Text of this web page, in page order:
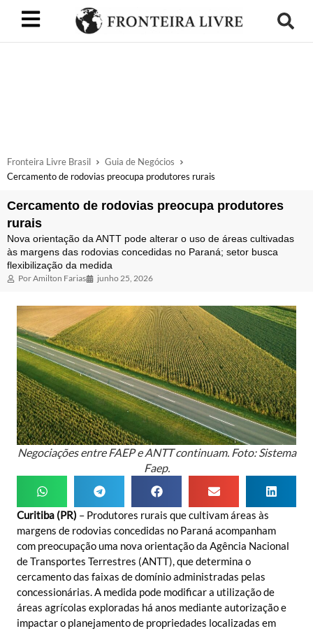
Fronteira Livre Brasil
Guia de Negócios
Cercamento de rodovias preocupa produtores rurais
Cercamento de rodovias preocupa produtores
rurais
Nova orientação da ANTT pode alterar o uso de áreas cultivadas
às margens das rodovias concedidas no Paraná; setor busca
flexibilização da medida
PorAmilton Farias junho 25, 2026
Negociações entre FAEP e ANTT continuam. Foto: Sistema
Faep.
Curitiba (PR) – Produtores rurais que cultivam áreas às
margens de rodovias concedidas no Paraná acompanham
com preocupação uma nova orientação da Agência Nacional
de Transportes Terrestres (ANTT), que determina o
cercamento das faixas de domínio administradas pelas
concessionárias. A medida pode modificar a utilização de
áreas agrícolas exploradas há anos mediante autorização e
impactar o planejamento de propriedades localizadas em